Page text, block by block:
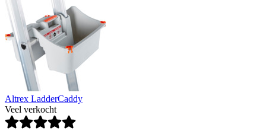
Altrex LadderCaddy
Veel verkocht